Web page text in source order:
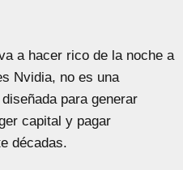
a hacer rico de la noche a
Nvidia, no es una
para generar
capital y pagar
décadas.